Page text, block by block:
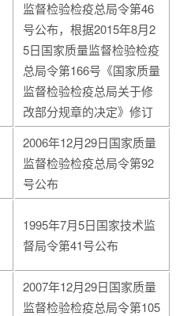
监督检验检疫总局令第46
号公布，根据2015年8月2
5日国家质量监督检验检疫
总局令第166号《国家质量
监督检验检疫总局关于修
改部分规章的决定》修订
2006年12月29日国家质量
监督检验检疫总局令第92
号公布
1995年7月5日国家技术监
督局令第41号公布
2007年12月29日国家质量
监督检验检疫总局令第105